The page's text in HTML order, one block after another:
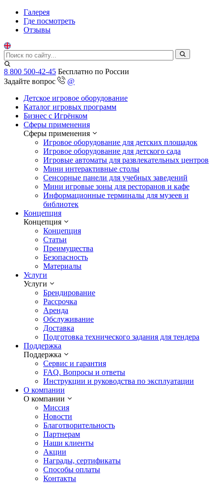
Галерея
Где посмотреть
Отзывы
8 800 500-42-45 Бесплатно по России
Задайте вопрос
@
Детское игровое оборудование
Каталог игровых программ
Бизнес с Игрёнком
Сферы применения
Сферы применения
Игровое оборудование для детских площадок
Игровое оборудование для детского сада
Игровые автоматы для развлекательных центров
Мини интерактивные столы
Сенсорные панели для учебных заведений
Мини игровые зоны для ресторанов и кафе
Информационные терминалы для музеев и
библиотек
Концепция
Концепция
Концепция
Статьи
Преимущества
Безопасность
Материалы
Услуги
Услуги
Брендирование
Рассрочка
Аренда
Обслуживание
Доставка
Подготовка технического задания для тендера
Поддержка
Поддержка
Сервис и гарантия
FAQ. Вопросы и ответы
Инструкции и руководства по эксплуатации
О компании
О компании
Миссия
Новости
Благотворительность
Партнерам
Наши клиенты
Акции
Награды, сертификаты
Способы оплаты
Контакты